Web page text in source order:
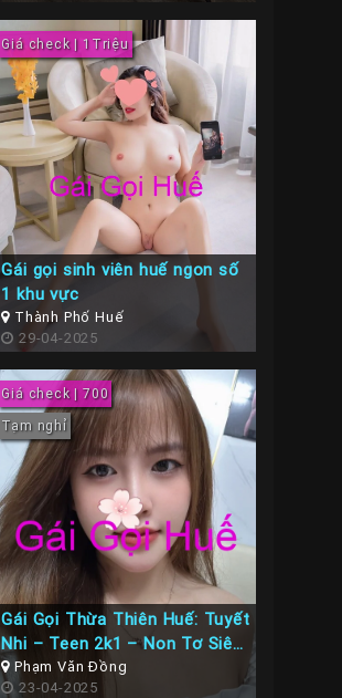
Giá check | 1Triệu
Gái gọi sinh viên huế ngon số
1 khu vực
Thành Phố Huế
29-04-2025
Giá check | 700
Tạm nghỉ
Gái Gọi Thừa Thiên Huế: Tuyết
Nhi – Teen 2k1 – Non Tơ Siêu
Ngon Tình Cảm
Phạm Văn Đồng
23-04-2025